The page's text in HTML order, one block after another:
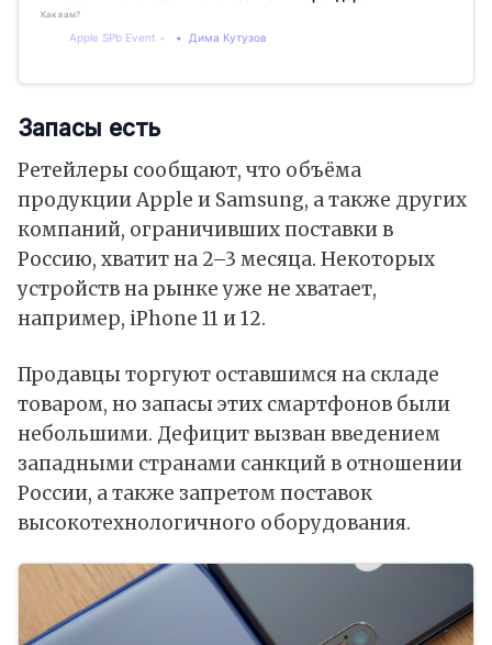
Как вам?
Apple SPb Event Дима Кутузов
Запасы есть
Ретейлеры сообщают, что объёма
продукции Apple и Samsung, а также других
компаний, ограничивших поставки в
Россию, хватит на 2–3 месяца. Некоторых
устройств на рынке уже не хватает,
например, iPhone 11 и 12.
Продавцы торгуют оставшимся на складе
товаром, но запасы этих смартфонов были
небольшими. Дефицит вызван введением
западными странами санкций в отношении
России, а также запретом поставок
высокотехнологичного оборудования.